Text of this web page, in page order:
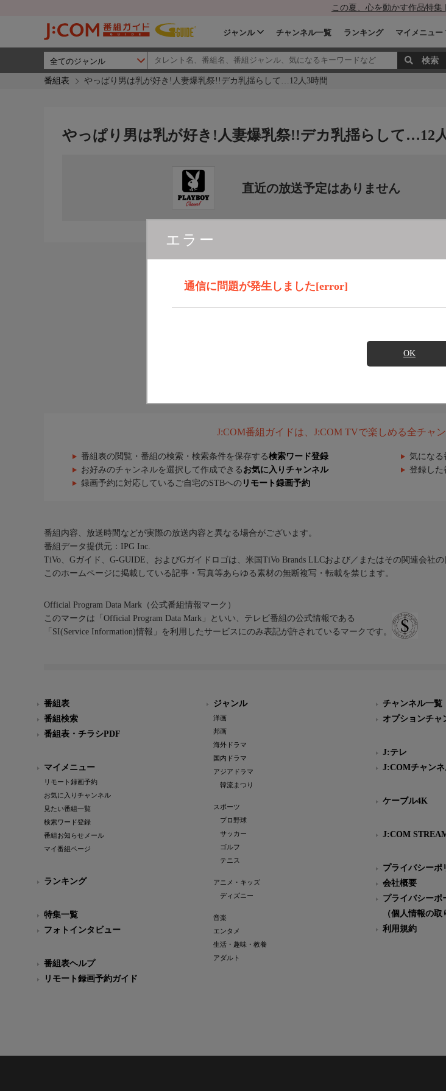
この夏、心を動かす作品特集
ジャンル チャンネル一覧 ランキング マイメニュー
番組表 やっぱり男は乳が好き!人妻爆乳祭!!デカ乳揺らして…12人3時間
エラー
通信に問題が発生しました[error]
OK
やっぱり男は乳が好き!人妻爆乳祭!!デカ乳揺らして…12
直近の放送予定はありません
J:COM番組ガイドは、J:COM TVで楽しめる全チャ
番組表の閲覧・番組の検索・検索条件を保存する検索ワード登録 気になる
お好みのチャンネルを選択して作成できる お気に入りチャンネル 登録した
録画予約に対応しているご自宅のSTBへの リモート録画予約
番組内容、放送時間などが実際の放送内容と異なる場合がございます。
番組データ提供元：IPG Inc.
TiVo、Gガイド、G-GUIDE、およびGガイドロゴは、米国TiVo Brands LLCおよび／またはその関連会社
このホームページに掲載している記事・写真等あらゆる素材の無断複写・転載を禁じます。
Official Program Data Mark（公式番組情報マーク）
このマークは「Official Program Data Mark」といい、テレビ番組の公式情報である
「SI(Service Information)情報」を利用したサービスにのみ表記が許されているマークです。
番組表
番組検索
番組表・チラシPDF
マイメニュー
リモート録画予約
お気に入りチャンネル
見たい番組一覧
検索ワード登録
番組お知らせメール
マイ番組ページ
ランキング
特集一覧
フォトインタビュー
番組表ヘルプ
リモート録画予約ガイド
ジャンル
洋画
邦画
海外ドラマ
国内ドラマ
アジアドラマ
韓流まつり
スポーツ
プロ野球
サッカー
ゴルフ
テニス
アニメ・キッズ
ディズニー
音楽
エンタメ
生活・趣味・教養
アダルト
チャンネル一覧
オプションチャ
J:テレ
J:COMチャン
ケーブル4K
J:COM
プライバシーポ
会社概要
プライバシーポ
（個人情報の取
利用規約